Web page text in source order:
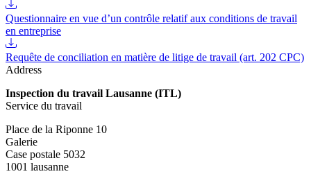
Questionnaire en vue d’un contrôle relatif aux conditions de travail
en entreprise
Requête de conciliation en matière de litige de travail (art. 202 CPC)
Address
Inspection du travail Lausanne (ITL)
Service du travail
Place de la Riponne 10
Galerie
Case postale 5032
1001 lausanne